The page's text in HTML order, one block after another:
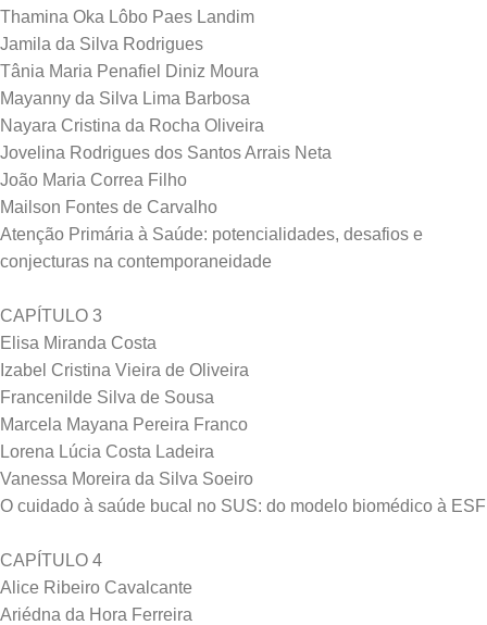
Thamina Oka Lôbo Paes Landim
Jamila da Silva Rodrigues
Tânia Maria Penafiel Diniz Moura
Mayanny da Silva Lima Barbosa
Nayara Cristina da Rocha Oliveira
Jovelina Rodrigues dos Santos Arrais Neta
João Maria Correa Filho
Mailson Fontes de Carvalho
Atenção Primária à Saúde: potencialidades, desafios e
conjecturas na contemporaneidade
CAPÍTULO 3
Elisa Miranda Costa
Izabel Cristina Vieira de Oliveira
Francenilde Silva de Sousa
Marcela Mayana Pereira Franco
Lorena Lúcia Costa Ladeira
Vanessa Moreira da Silva Soeiro
O cuidado à saúde bucal no SUS: do modelo biomédico à ESF
CAPÍTULO 4
Alice Ribeiro Cavalcante
Ariédna da Hora Ferreira